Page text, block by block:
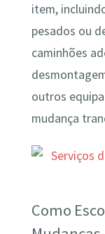
item,
pesados ou
caminhões
outros
mudança
Como